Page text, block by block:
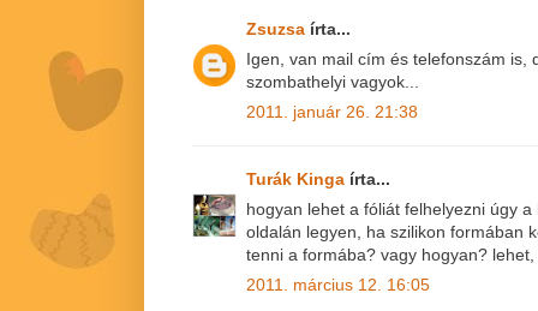
Zsuzsa írta...
Igen, van mail cím és telefonszám is,
szombathelyi vagyok...
2011. január 26. 21:38
Turák Kinga írta...
hogyan lehet a fóliát felhelyezni úgy
oldalán legyen, ha szilikon formában
tenni a formába? vagy hogyan?
2011. március 12. 16:05